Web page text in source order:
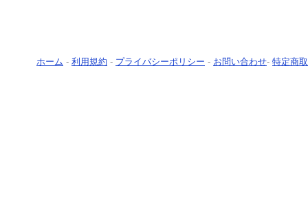
ホーム - 利用規約 - プライバシーポリシー - お問い合わせ- 特定商